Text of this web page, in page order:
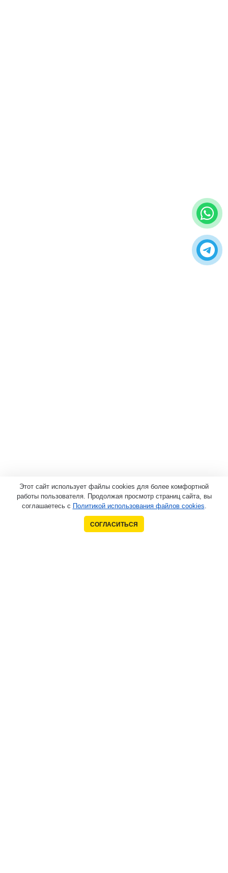
Этот сайт использует файлы cookies для более комфортной
работы пользователя. Продолжая просмотр страниц сайта, вы
соглашаетесь с Политикой использования файлов cookies.
СОГЛАСИТЬСЯ